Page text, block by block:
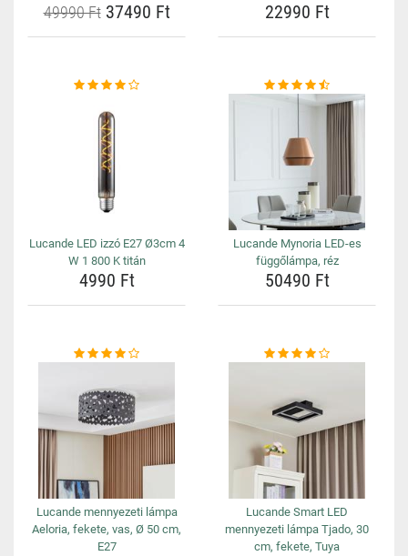
49990 Ft37490 Ft 22990 Ft
Lucande LED izzó E27 Ø3cm 4
W 1 800 K titán
4990 Ft
Lucande Mynoria LED-es
függőlámpa, réz
50490 Ft
Lucande mennyezeti lámpa
Aeloria, fekete, vas, Ø 50 cm,
E27
Lucande Smart LED
mennyezeti lámpa Tjado, 30
cm, fekete, Tuya